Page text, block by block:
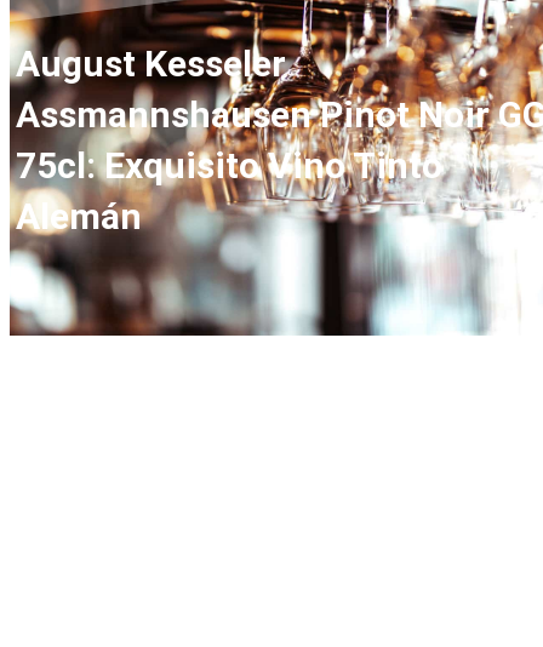
August Kesseler
Assmannshausen Pinot Noir
75cl: Exquisito Vino Tinto
Alemán